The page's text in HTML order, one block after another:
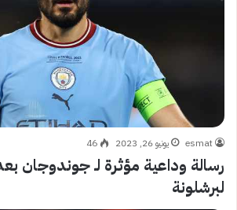
esmat يونيو 26, 2023 46
رسالة وداعية مؤثرة لـ جوندوجان
لبرشلونة